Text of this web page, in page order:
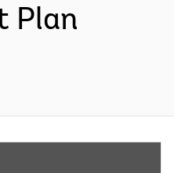
Plan